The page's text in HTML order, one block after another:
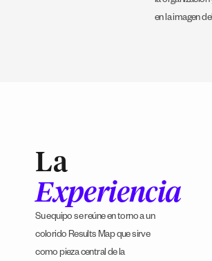
en la imagen
La
Experiencia
Su equipo se reúne en torno a un
colorido Results Map que sirve
como pieza central de la